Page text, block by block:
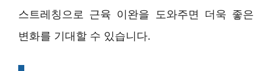
스트레칭으로 근육 이완을 도와주면 더욱 좋은
변화를 기대할 수 있습니다.